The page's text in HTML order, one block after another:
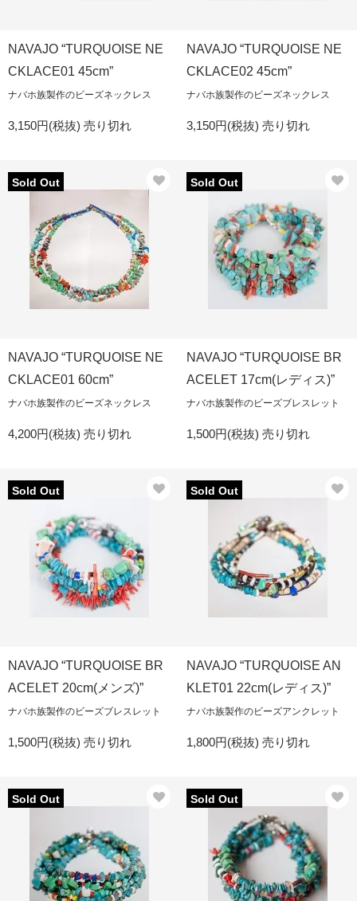
NAVAJO “TURQUOISE NE
CKLACE01 45cm”
ナバホ族製作のビーズネックレス
3,150円(税抜) 売り切れ
NAVAJO “TURQUOISE NE
CKLACE02 45cm”
ナバホ族製作のビーズネックレス
3,150円(税抜) 売り切れ
Sold Out
NAVAJO “TURQUOISE NE
CKLACE01 60cm”
ナバホ族製作のビーズネックレス
4,200円(税抜) 売り切れ
Sold Out
NAVAJO “TURQUOISE BR
ACELET 17cm(レディス)”
ナバホ族製作のビーズブレスレット
1,500円(税抜) 売り切れ
Sold Out
NAVAJO “TURQUOISE BR
ACELET 20cm(メンズ)”
ナバホ族製作のビーズブレスレット
1,500円(税抜) 売り切れ
Sold Out
NAVAJO “TURQUOISE AN
KLET01 22cm(レディス)”
ナバホ族製作のビーズアンクレット
1,800円(税抜) 売り切れ
Sold Out Sold Out